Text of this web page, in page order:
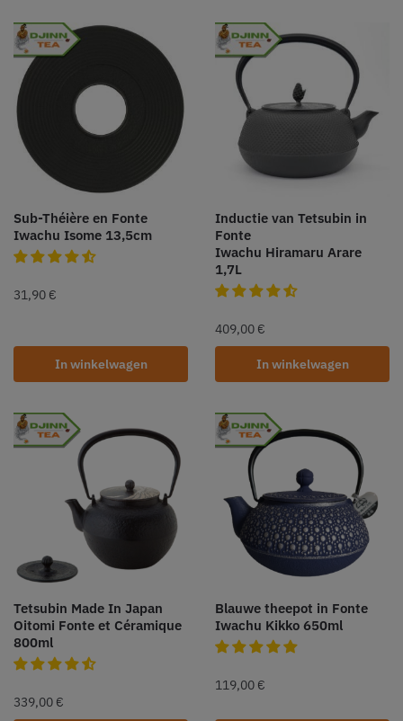
Sub-Théière en Fonte
Iwachu Isome 13,5cm
31,90 €
In winkelwagen
Inductie van Tetsubin in
Fonte
Iwachu Hiramaru Arare
1,7L
409,00 €
In winkelwagen
Tetsubin Made In Japan
Oitomi Fonte et Céramique
800ml
339,00 €
Blauwe theepot in Fonte
Iwachu Kikko 650ml
119,00 €